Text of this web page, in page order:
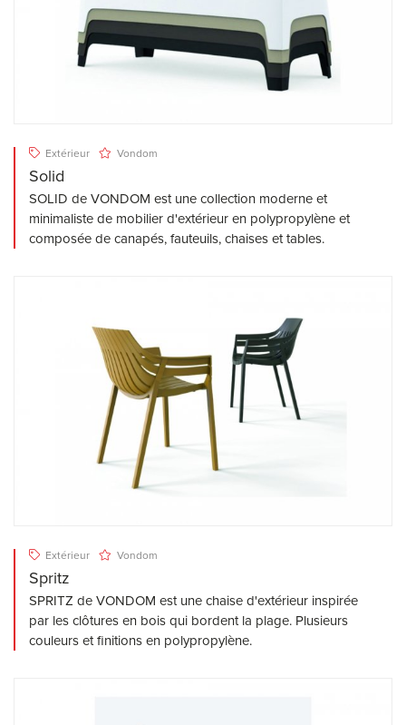
Extérieur Vondom
Solid
SOLID de VONDOM est une collection moderne et
minimaliste de mobilier d'extérieur en polypropylène et
composée de canapés, fauteuils, chaises et tables.
Extérieur Vondom
Spritz
SPRITZ de VONDOM est une chaise d'extérieur inspirée
par les clôtures en bois qui bordent la plage. Plusieurs
couleurs et finitions en polypropylène.